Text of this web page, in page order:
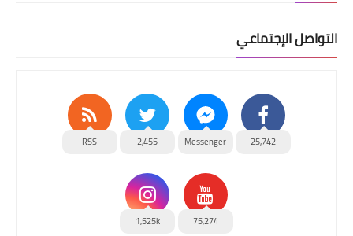
التواصل الإجتماعي
25,742
Messenger
2,455
RSS
75,274
1,525k